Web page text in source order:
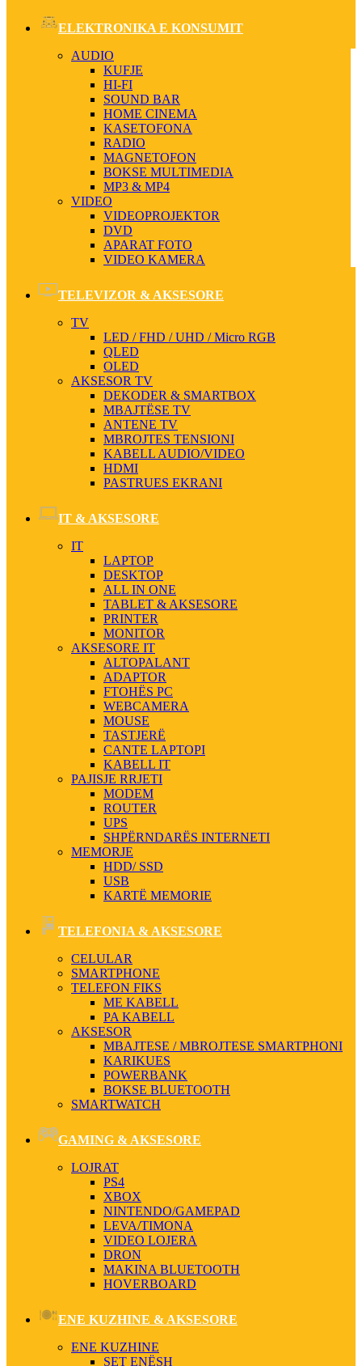
ELEKTRONIKA E KONSUMIT
AUDIO
KUFJE
HI-FI
SOUND BAR
HOME CINEMA
KASETOFONA
RADIO
MAGNETOFON
BOKSE MULTIMEDIA
MP3 & MP4
VIDEO
VIDEOPROJEKTOR
DVD
APARAT FOTO
VIDEO KAMERA
TELEVIZOR & AKSESORE
TV
LED / FHD / UHD / Micro RGB
QLED
OLED
AKSESOR TV
DEKODER & SMARTBOX
MBAJTËSE TV
ANTENE TV
MBROJTES TENSIONI
KABELL AUDIO/VIDEO
HDMI
PASTRUES EKRANI
IT & AKSESORE
IT
LAPTOP
DESKTOP
ALL IN ONE
TABLET & AKSESORE
PRINTER
MONITOR
AKSESORE IT
ALTOPALANT
ADAPTOR
FTOHËS PC
WEBCAMERA
MOUSE
TASTJERË
CANTE LAPTOPI
KABELL IT
PAJISJE RRJETI
MODEM
ROUTER
UPS
SHPËRNDARËS INTERNETI
MEMORJE
HDD/ SSD
USB
KARTË MEMORIE
TELEFONIA & AKSESORE
CELULAR
SMARTPHONE
TELEFON FIKS
ME KABELL
PA KABELL
AKSESOR
MBAJTESE / MBROJTESE SMARTPHONI
KARIKUES
POWERBANK
BOKSE BLUETOOTH
SMARTWATCH
GAMING & AKSESORE
LOJRAT
PS4
XBOX
NINTENDO/GAMEPAD
LEVA/TIMONA
VIDEO LOJERA
DRON
MAKINA BLUETOOTH
HOVERBOARD
ENE KUZHINE & AKSESORE
ENE KUZHINE
SET ENËSH